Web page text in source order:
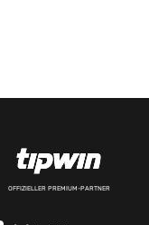
OFFIZIELLER PREMIUM-PARTNER